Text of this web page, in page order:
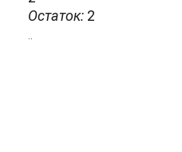
Остаток: 2